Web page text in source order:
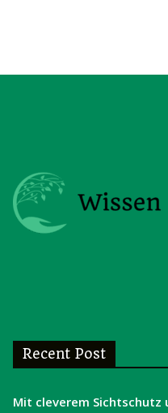
Recent Post
Mit cleverem